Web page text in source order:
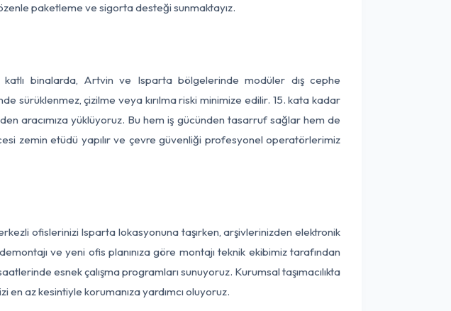
özenle paketleme ve sigorta desteği sunmaktayız.
binalarda, Artvin ve Isparta bölgelerinde modüler dış cephe
sürüklenmez, çizilme veya kırılma riski minimize edilir. 15. kata kadar
aracımıza yüklüyoruz. Bu hem iş gücünden tasarruf sağlar hem de
zemin etüdü yapılır ve çevre güvenliği profesyonel operatörlerimiz
ofislerinizi Isparta lokasyonuna taşırken, arşivlerinizden elektronik
ve yeni ofis planınıza göre montajı teknik ekibimiz tarafından
esnek çalışma programları sunuyoruz. Kurumsal taşımacılıkta
en az kesintiyle korumanıza yardımcı oluyoruz.